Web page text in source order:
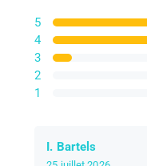
5
4
3
2
1
I. Bartels